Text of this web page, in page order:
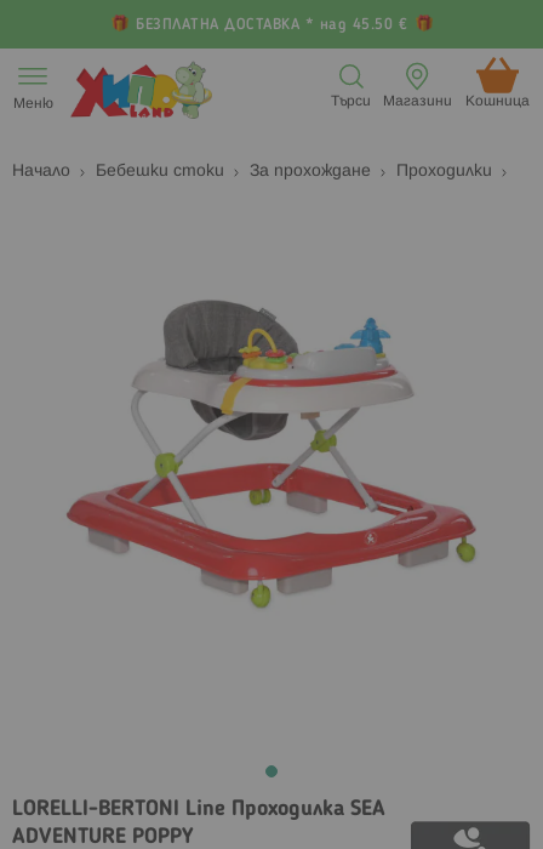
БЕЗПЛАТНА ДОСТАВКА * над 45.50 €
към
съдържанието
Меню Кошница (
Магазини
Търси
Начало Бебешки стоки За прохождане Проходилки
LORELLI-BERTONI Line Проходилка SEA
ADVENTURE POPPY